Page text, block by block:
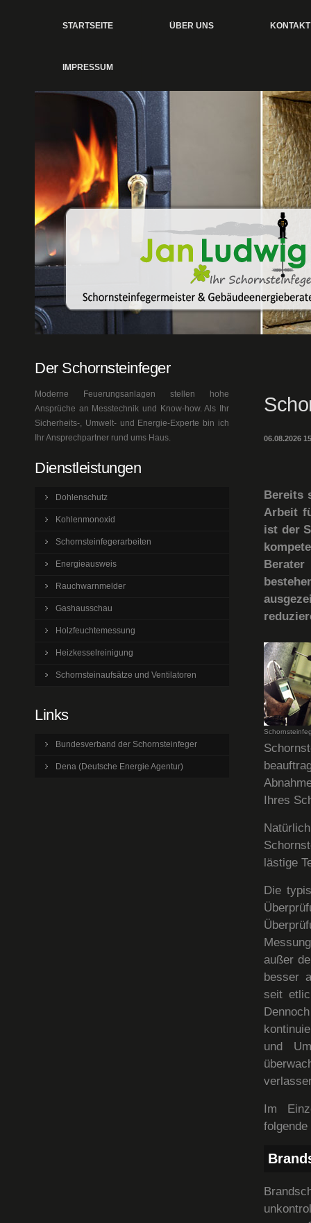
STARTSEITE ÜBER UNS KONTAKT
IMPRESSUM
06.08.2026
Bereits
Arbeit
ist der
Ihres
lästige
Die
außer
besser
seit
und
Im
Der Schornsteinfeger
Moderne Feuerungsanlagen stellen hohe
Ansprüche an Messtechnik und Know-how. Als Ihr
Sicherheits-, Umwelt- und Energie-Experte bin ich
Ihr Ansprechpartner rund ums Haus.
Dienstleistungen
Dohlenschutz
Kohlenmonoxid
Schornsteinfegerarbeiten
Energieausweis
Rauchwarnmelder
Gashausschau
Holzfeuchtemessung
Heizkesselreinigung
Schornsteinaufsätze und Ventilatoren
Links
Bundesverband der Schornsteinfeger
Dena (Deutsche Energie Agentur)